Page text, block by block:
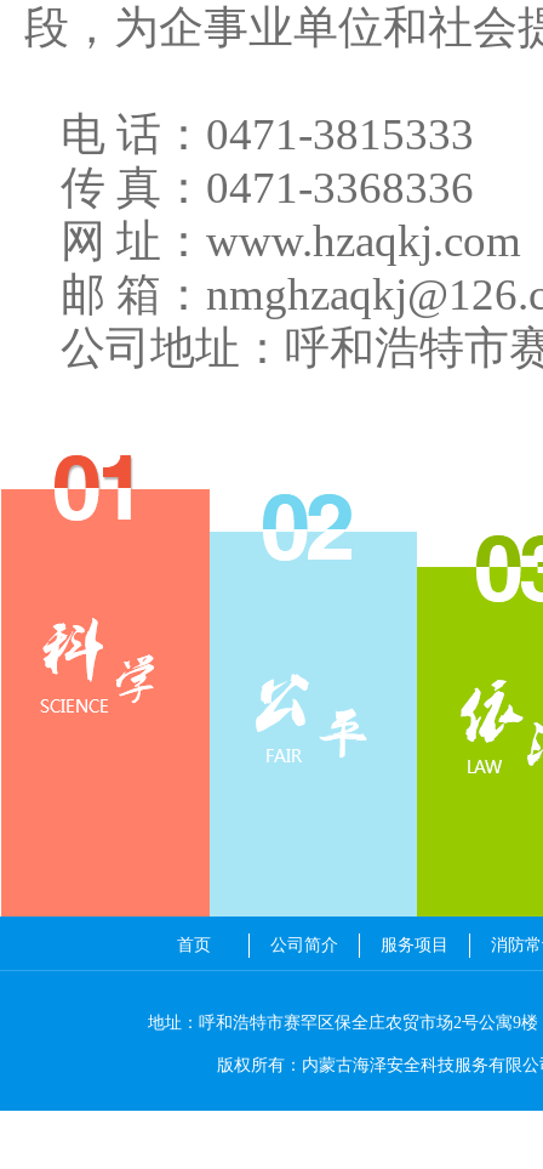
段，为企事业单位和社会
电 话：0471-3815333
传 真：0471-3368336
网 址：www.hzaqkj.com
邮 箱：
公司地址：呼和浩特市
首页 公司简介 服务项目 消防
地址：呼和浩特市赛罕区保全庄农贸市场2号公
版权所有：内蒙古海泽安全科技服务